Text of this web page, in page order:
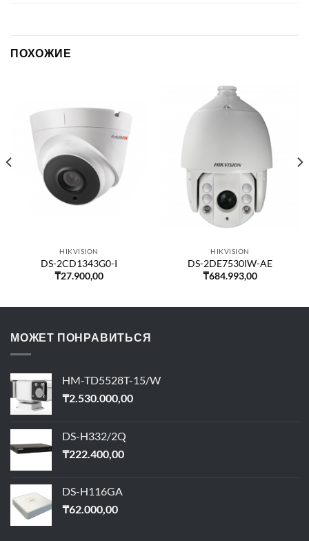
ПОХОЖИЕ
HIKVISION
DS-2CD1343G0-I
₸27.900,00
HIKVISION
DS-2DE7530IW-AE
₸684.993,00
МОЖЕТ ПОНРАВИТЬСЯ
HM-TD5528T-15/W
₸2.530.000,00
DS-H332/2Q
₸222.400,00
DS-H116GA
₸62.000,00